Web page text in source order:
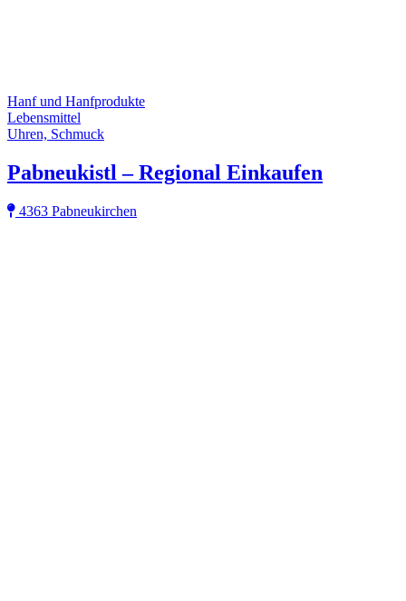
Hanf und Hanfprodukte
Lebensmittel
Uhren, Schmuck
Pabneukistl – Regional Einkaufen
4363 Pabneukirchen